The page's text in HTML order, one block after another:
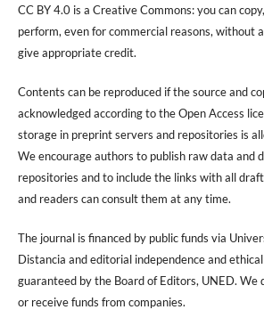
CC BY 4.0 is a Creative Commons: you can
perform, even for commercial reasons, without
give appropriate credit.
Contents can be reproduced if the source and
acknowledged according to the Open Access
storage in preprint servers and repositories is
We encourage authors to publish raw data and
repositories and to include the links with all
and readers can consult them at any time.
The journal is financed by public funds via
Distancia and editorial independence and
guaranteed by the Board of Editors, UNED. We
or receive funds from companies.